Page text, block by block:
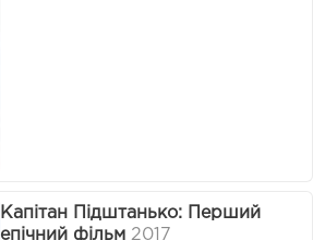
Капітан Підштанько: Перший
епічний фільм 2017